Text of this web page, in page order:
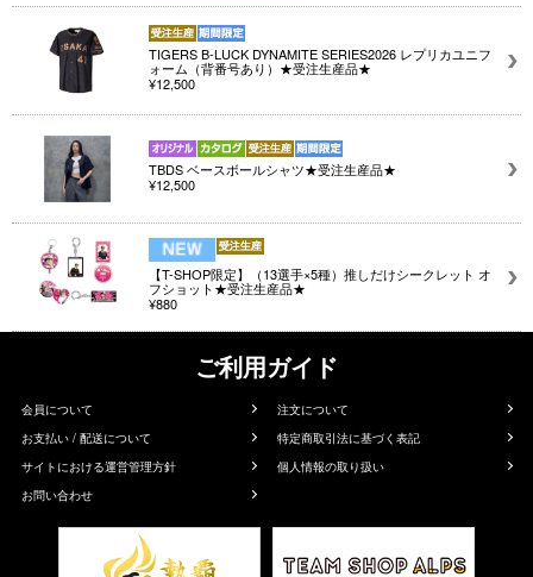
TIGERS B-LUCK DYNAMITE SERIES2026 レプリカユニフ
ォーム（背番号あり）★受注生産品★
¥12,500
TBDS ベースボールシャツ★受注生産品★
¥12,500
【T-SHOP限定】（13選手×5種）推しだけシークレット オ
フショット★受注生産品★
¥880
ご利用ガイド
会員について
注文について
お支払い / 配送について
特定商取引法に基づく表記
サイトにおける運営管理方針
個人情報の取り扱い
お問い合わせ